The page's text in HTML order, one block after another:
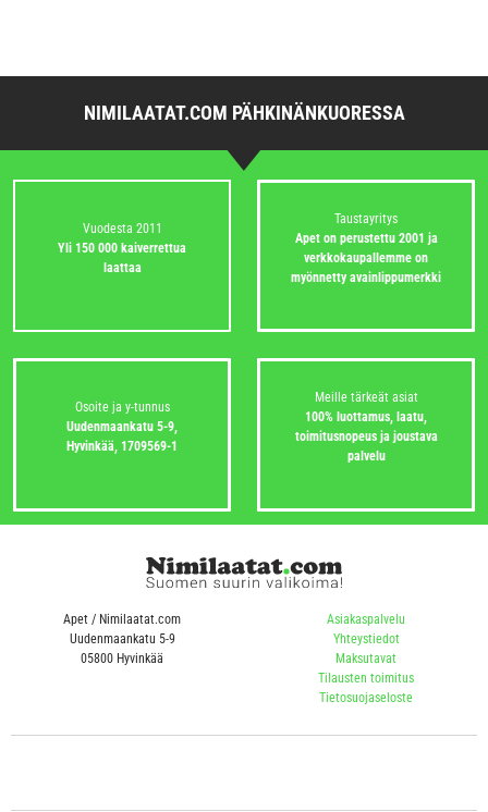
NIMILAATAT.COM PÄHKINÄNKUORESSA
Vuodesta 2011
Yli 150 000 kaiverrettua
laattaa
Taustayritys
Apet on perustettu 2001 ja
verkkokaupallemme on
myönnetty avainlippumerkki
Osoite ja y-tunnus
Uudenmaankatu 5-9,
Hyvinkää, 1709569-1
Meille tärkeät asiat
100% luottamus, laatu,
toimitusnopeus ja joustava
palvelu
Apet / Nimilaatat.com
Uudenmaankatu 5-9
05800 Hyvinkää
Asiakaspalvelu
Yhteystiedot
Maksutavat
Tilausten toimitus
Tietosuojaseloste